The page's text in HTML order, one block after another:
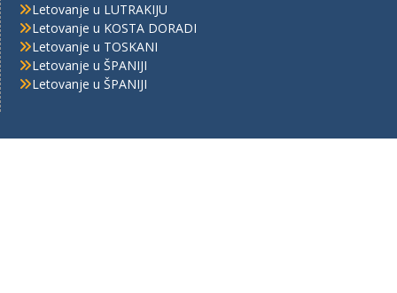
Letovanje u LUTRAKIJU
Letovanje u KOSTA DORADI
Letovanje u TOSKANI
Letovanje u ŠPANIJI
Letovanje u ŠPANIJI